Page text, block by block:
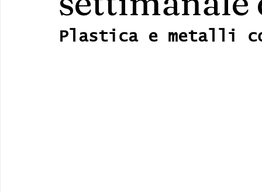
Plastica e metalli